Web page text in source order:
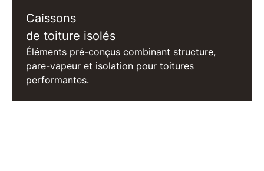
Caissons
de toiture isolés
Éléments pré-conçus combinant structure,
pare-vapeur et isolation pour toitures
performantes.